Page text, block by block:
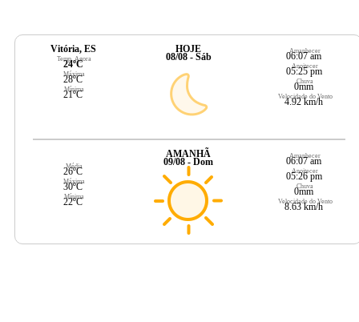
Vitória, ES
Temp. Agora
24ºC
Máxima
28ºC
Mínima
21ºC
HOJE
08/08 - Sáb
Amanhecer
06:07 am
Anoitecer
05:25 pm
Chuva
0mm
Velocidade do Vento
4.92 km/h
Média
26ºC
Máxima
30ºC
Mínima
22ºC
AMANHÃ
09/08 - Dom
Amanhecer
06:07 am
Anoitecer
05:26 pm
Chuva
0mm
Velocidade do Vento
8.63 km/h